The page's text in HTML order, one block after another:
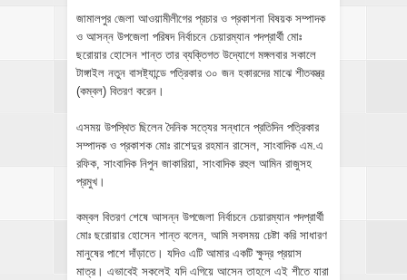
জামালপুর জেলা আওয়ামীলীগের প্রচার ও প্রকাশনা বিষয়ক সম্পাদক
ও আসন্ন উপজেলা পরিষদ নির্বাচনে চেয়ারম্যান পদপ্রার্থী মোঃ
ছরোয়ার হোসেন শান্ত তার ব্যক্তিগত উদ্যোগে মঙ্গলবার সকালে
টাঙ্গাইল নতুন বাসষ্ট্যান্ডে পত্রিকার ৩০ জন হকারদের মাঝে শীতবস্ত্র
(কম্বল) বিতরণ করেন।
এসময় উপস্থিত ছিলেন দৈনিক সত্যের সন্ধানে প্রতিদিন পত্রিকার
সম্পাদক ও প্রকাশক মোঃ রাশেদুর রহমান রাসেল, সাংবাদিক এম.এ
রফিক, সাংবাদিক নিপুন জাকারিয়া, সাংবাদিক রহুল আমিন রাজুসহ
প্রমুখ।
কম্বল বিতরণ শেষে আসন্ন উপজেলা নির্বাচনে চেয়ারম্যান পদপ্রার্থী
মোঃ ছরোয়ার হোসেন শান্ত বলেন, আমি সবসময় চেষ্টা করি সাধারণ
মানুষের পাশে দাঁড়াতে। যদিও এটি আমার একটি ক্ষুদ্র প্রয়াস
মাত্র। এভাবেই সকলেই যদি এগিয়ে আসেন তাহলে এই শীতে যারা